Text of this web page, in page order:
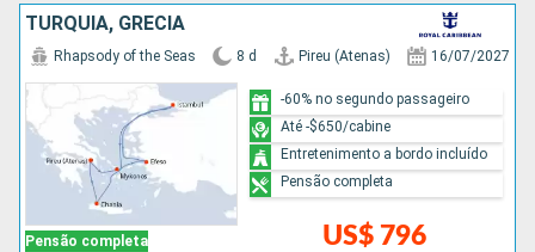
TURQUIA, GRÉCIA
Pensão completa
Rhapsody of the Seas 8 d Pireu (Atenas) 16/07/2027
US$ 796
-60% no segundo passageiro
Até -$650/cabine
Entretenimento a bordo incluído
Pensão completa